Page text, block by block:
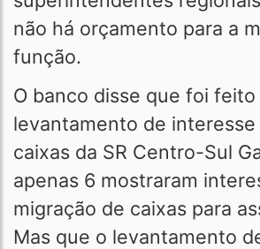
não há orçamento para a
função.
O banco disse que foi feito
levantamento de interesse
caixas da SR Centro-Sul
apenas 6 mostraram
migração de caixas para
Mas que o levantamento